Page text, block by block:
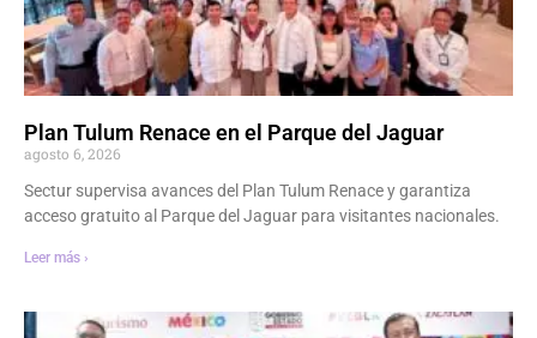
Plan Tulum Renace en el Parque del Jaguar
agosto 6, 2026
Sectur supervisa avances del Plan Tulum Renace y garantiza
acceso gratuito al Parque del Jaguar para visitantes nacionales.
Leer más ›